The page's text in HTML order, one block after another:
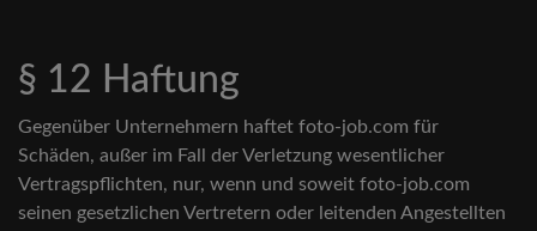
§ 12 Haftung
Gegenüber Unternehmern haftet foto-job.com für
Schäden, außer im Fall der Verletzung wesentlicher
Vertragspflichten, nur, wenn und soweit foto-job.com
seinen gesetzlichen Vertretern oder leitenden Angestellten